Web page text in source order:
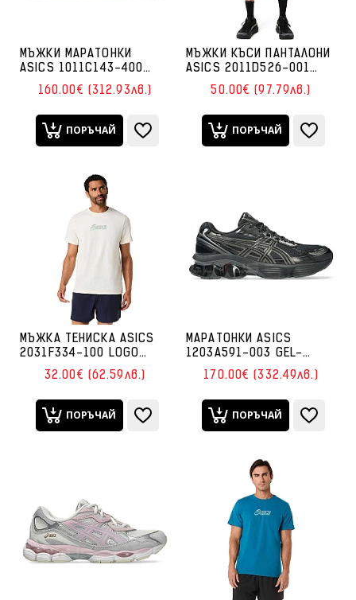
МЪЖКИ МАРАТОНКИ
ASICS 1011C143-400
GEL-CUMULUS 28
БЛЕДОЗЕЛЕНИ
160.00€ (312.93лв.)
ПОРЪЧАЙ
МЪЖКИ КЪСИ ПАНТАЛОНИ
ASICS 2011D526-001
FUJITRAIL ALL OVER PRINT
5IN SHORT ЧЕРНИ
50.00€ (97.79лв.)
ПОРЪЧАЙ
МЪЖКА ТЕНИСКА ASICS
2031F334-100 LOGO
GRAPHIC TEE КРЕМАВА
32.00€ (62.59лв.)
ПОРЪЧАЙ
МАРАТОНКИ ASICS
1203A591-003 GEL-
KINETIC FLUENT ЧЕРНИ
170.00€ (332.49лв.)
ПОРЪЧАЙ